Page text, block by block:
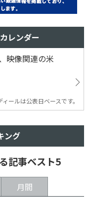
レンダー
映像関連の米
ールは公表日ベースです。
ング
記事ベスト5
月間